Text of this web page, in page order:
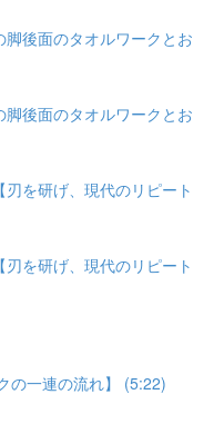
後面のタオルワークとお
後面のタオルワークとお
を研げ、現代のリピート
を研げ、現代のリピート
の一連の流れ】 (5:22)